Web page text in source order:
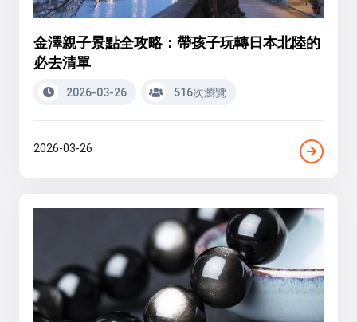
金澤親子景點全攻略：帶孩子玩轉日本北陸的
必去清單
2026-03-26 516次瀏覽
2026-03-26